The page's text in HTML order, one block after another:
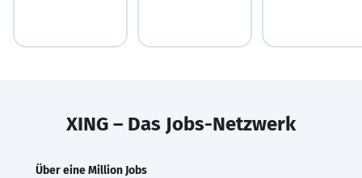
XING – Das Jobs-Netzwerk
Über eine Million Jobs